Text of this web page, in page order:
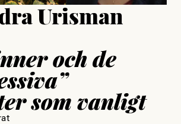
Urisman
och de
som vanligt